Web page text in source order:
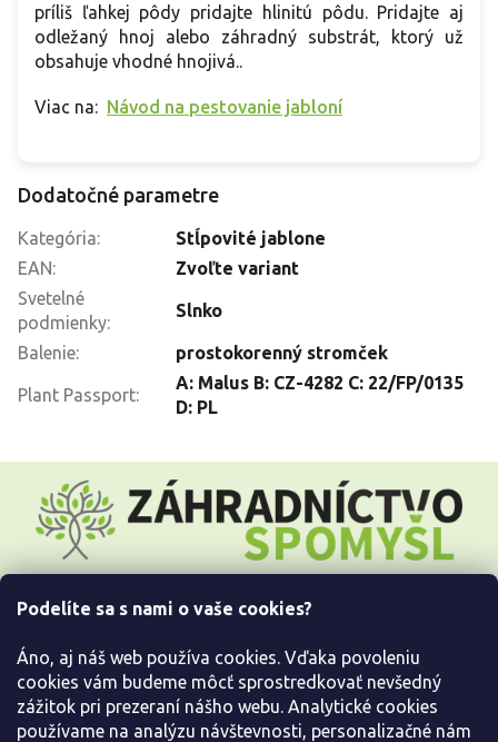
Podelíte sa s nami o vaše cookies?
Áno, aj náš web používa cookies. Vďaka povoleniu
cookies vám budeme môcť sprostredkovať nevšedný
zážitok pri prezeraní nášho webu. Analytické cookies
používame na analýzu návštevnosti, personalizačné nám
príliš ľahkej pôdy pridajte hlinitú pôdu. Pridajte aj
odležaný hnoj alebo záhradný substrát, ktorý už
obsahuje vhodné hnojivá..
Viac na: Návod na pestovanie jabloní
Dodatočné parametre
Kategória:
Stĺpovité jablone
EAN:
Zvoľte variant
Svetelné
podmienky:
Slnko
Balenie: prostokorenný stromček
Plant Passport:
A: Malus B: CZ-4282 C: 22/FP/0135
D: PL
t
Informácie pre Vás